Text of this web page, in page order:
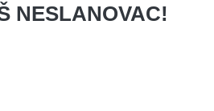
NESLANOVAC!